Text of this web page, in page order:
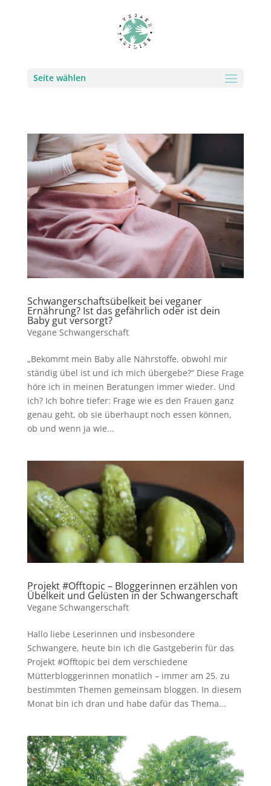
Seite wählen
Schwangerschaftsübelkeit bei veganer
Ernährung? Ist das gefährlich oder ist dein
Baby gut versorgt?
Vegane Schwangerschaft
„Bekommt mein Baby alle Nährstoffe, obwohl mir
ständig übel ist und ich mich übergebe?“ Diese Frage
höre ich in meinen Beratungen immer wieder. Und
ich? Ich bohre tiefer: Frage wie es den Frauen ganz
genau geht, ob sie überhaupt noch essen können,
ob und wenn ja wie...
Projekt #Offtopic – Bloggerinnen erzählen von
Übelkeit und Gelüsten in der Schwangerschaft
Vegane Schwangerschaft
Hallo liebe Leserinnen und insbesondere
Schwangere, heute bin ich die Gastgeberin für das
Projekt #Offtopic bei dem verschiedene
Mütterbloggerinnen monatlich – immer am 25. zu
bestimmten Themen gemeinsam bloggen. In diesem
Monat bin ich dran und habe dafür das Thema...